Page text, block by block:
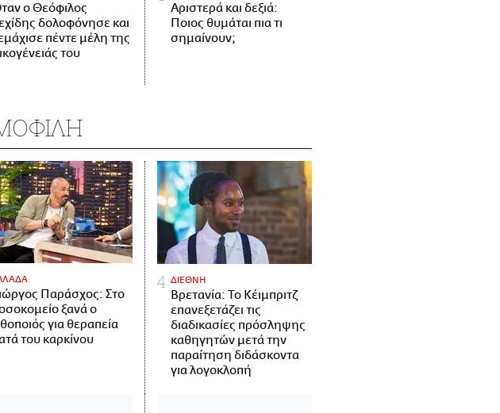
ο Θεόφιλος
δολοφόνησε και
πέντε μέλη της
του
Αριστερά και δεξιά:
Ποιος θυμάται πια τι
σημαίνουν;
Παράσχος: Στο
ξανά ο
για θεραπεία
του καρκίνου
ΔΙΕΘΝΗ
Βρετανία: Το Κέιμπριτζ
επανεξετάζει τις
διαδικασίες πρόσληψης
καθηγητών μετά την
παραίτηση διδάσκοντα
για λογοκλοπή